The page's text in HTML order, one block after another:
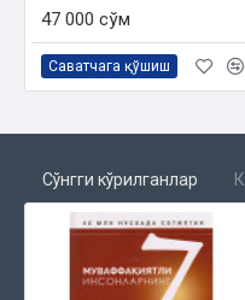
47 000 сўм
Саватчага қўшиш
Сўнгги кўрилганлар